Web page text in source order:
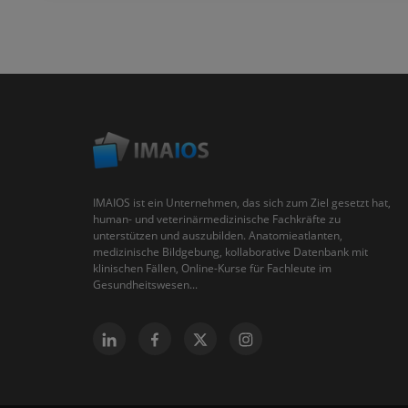
IMAIOS ist ein Unternehmen, das sich zum Ziel gesetzt hat,
human- und veterinärmedizinische Fachkräfte zu
unterstützen und auszubilden. Anatomieatlanten,
medizinische Bildgebung, kollaborative Datenbank mit
klinischen Fällen, Online-Kurse für Fachleute im
Gesundheitswesen...